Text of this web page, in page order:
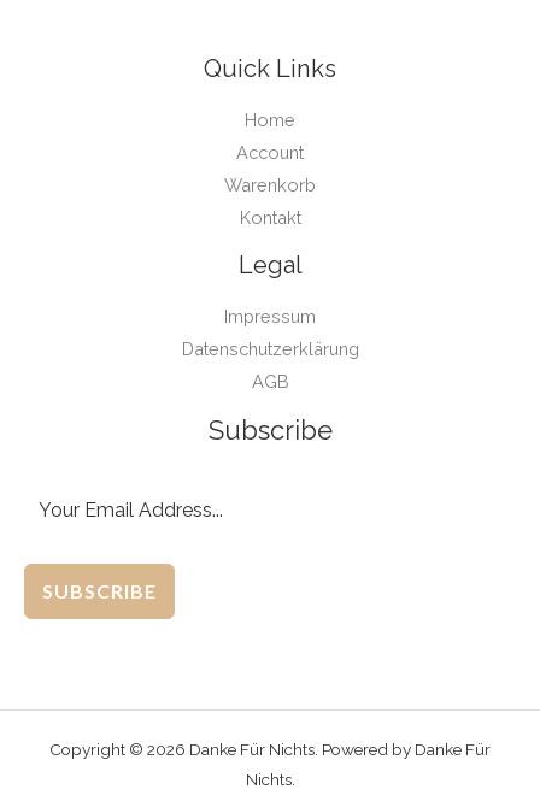
Quick Links
Home
Account
Warenkorb
Kontakt
Legal
Impressum
Datenschutzerklärung
AGB
Subscribe
SUBSCRIBE
Copyright © 2026 Danke Für Nichts. Powered by Danke Für
Nichts.